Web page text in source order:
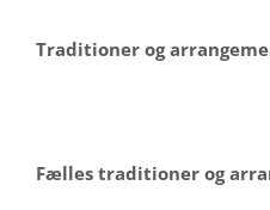
Traditioner og
Fælles traditioner og